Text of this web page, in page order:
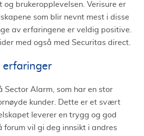
og brukeropplevelsen. Verisure er
som blir nevnt mest i disse
av erfaringene er veldig positive.
med også med Securitas direct.
erfaringer
Sector Alarm, som har en stor
kunder. Dette er et svært
leverer en trygg og god
forum vil gi deg innsikt i andres